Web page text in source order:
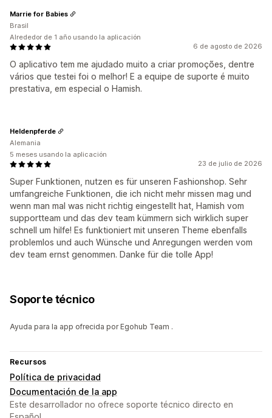
6 de agosto de 2026
O aplicativo tem me ajudado muito a criar promoções, dentre
vários que testei foi o melhor! E a equipe de suporte é muito
prestativa, em especial o Hamish.
Marrie for Babies
Brasil
Alrededor de 1 año usando la aplicación
23 de julio de 2026
Super Funktionen, nutzen es für unseren Fashionshop. Sehr
umfangreiche Funktionen, die ich nicht mehr missen mag und
wenn man mal was nicht richtig eingestellt hat, Hamish vom
supportteam und das dev team kümmern sich wirklich super
schnell um hilfe! Es funktioniert mit unseren Theme ebenfalls
problemlos und auch Wünsche und Anregungen werden vom
dev team ernst genommen. Danke für die tolle App!
Heldenpferde
Alemania
5 meses usando la aplicación
Soporte técnico
Ayuda para la app ofrecida por Egohub Team .
Recursos
Política de privacidad
Documentación de la app
Este desarrollador no ofrece soporte técnico directo en